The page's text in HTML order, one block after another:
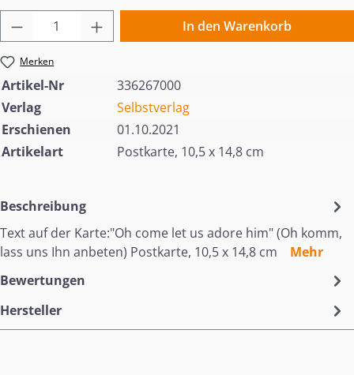
Produkt Anzahl: Gib den gewünschten
In den Warenkorb
Merken
Artikel-Nr
336267000
Verlag
Selbstverlag
Erschienen
01.10.2021
Artikelart
Postkarte, 10,5 x 14,8 cm
Beschreibung
Text auf der Karte:"Oh come let us adore him" (Oh komm,
lass uns Ihn anbeten) Postkarte, 10,5 x 14,8 cm Mehr
Bewertungen
Hersteller